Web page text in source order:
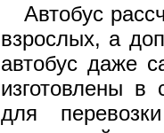
Автобус
взрослых, а
автобус даже
изготовлены
для